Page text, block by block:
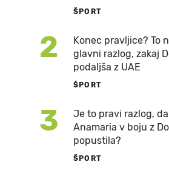
ŠPORT
2
Konec pravljice? To
glavni razlog, zakaj
podaljša z UAE
ŠPORT
3
Je to pravi razlog,
Anamaria v boju z
popustila?
ŠPORT